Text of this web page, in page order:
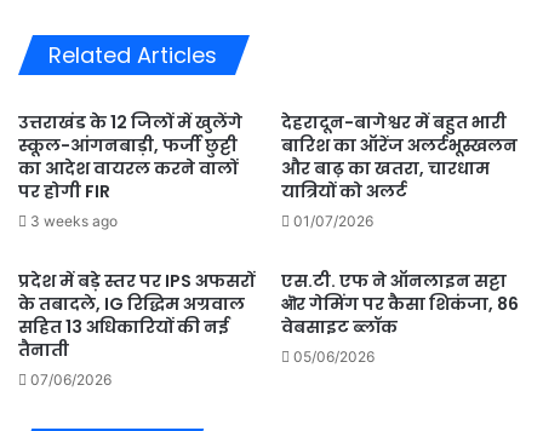
गिरफ्तार,
Related Articles
उत्तराखंड के 12 जिलों में खुलेंगे
स्कूल-आंगनबाड़ी, फर्जी छुट्टी
का आदेश वायरल करने वालों
पर होगी FIR
3 weeks ago
देहरादून-बागेश्वर में बहुत भारी
बारिश का ऑरेंज अलर्टभूस्खलन
और बाढ़ का खतरा, चारधाम
यात्रियों को अलर्ट
01/07/2026
प्रदेश में बड़े स्तर पर IPS अफसरों
के तबादले, IG रिद्धिम अग्रवाल
सहित 13 अधिकारियों की नई
तैनाती
07/06/2026
एस.टी. एफ ने ऑनलाइन सट्टा
ऒर गेमिंग पर कैसा शिकंजा, 86
वेबसाइट ब्लॉक
05/06/2026